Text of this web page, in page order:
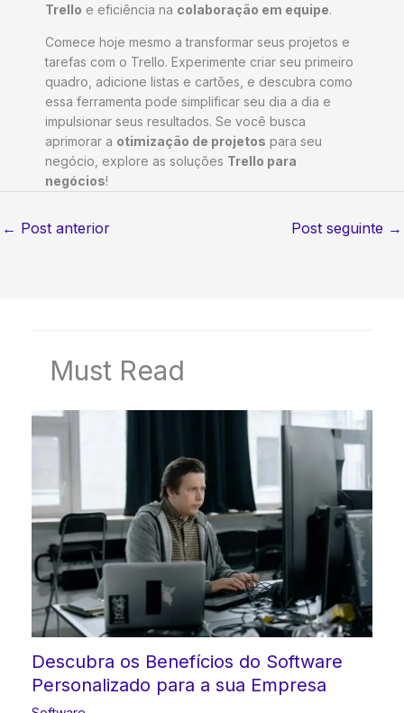
Trello e eficiência na colaboração em equipe.
Comece hoje mesmo a transformar seus projetos e
tarefas com o Trello. Experimente criar seu primeiro
quadro, adicione listas e cartões, e descubra como
essa ferramenta pode simplificar seu dia a dia e
impulsionar seus resultados. Se você busca
aprimorar a otimização de projetos para seu
negócio, explore as soluções Trello para
negócios!
← Post anterior Post seguinte →
Must Read
Descubra os Benefícios do Software
Personalizado para a sua Empresa